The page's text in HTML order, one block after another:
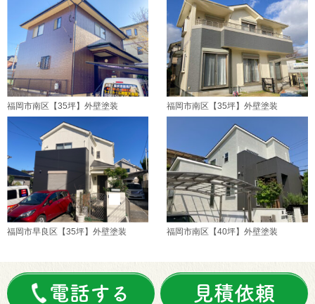
福岡市南区【35坪】外壁塗装 福岡市南区【35坪】外壁塗装
福岡市早良区【35坪】外壁塗装 福岡市南区【40坪】外壁塗装
電話する 見積依頼